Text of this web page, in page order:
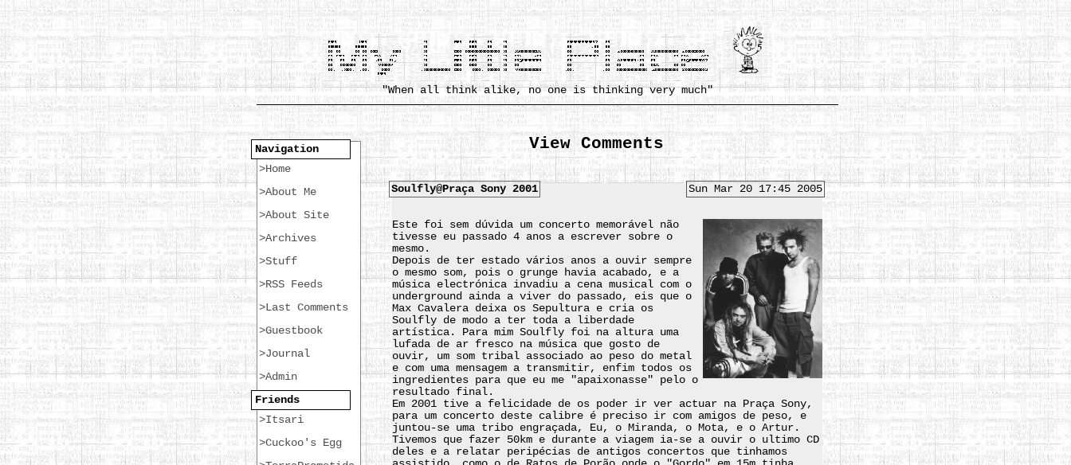
"When all think alike, no one is thinking very much"
Navigation
>Home
>About Me
>About Site
>Archives
>Stuff
>RSS Feeds
>Last Comments
>Guestbook
>Journal
>Admin
Friends
>Itsari
>Cuckoo's Egg
View Comments
Soulfly@Praça Sony 2001 Sun Mar 20 17:45 2005
Este foi sem dúvida um concerto memorável não
tivesse eu passado 4 anos a escrever sobre o
mesmo.
Depois de ter estado vários anos a ouvir sempre
o mesmo som, pois o grunge havia acabado, e a
música electrónica invadiu a cena musical com o
underground ainda a viver do passado, eis que o
Max Cavalera deixa os Sepultura e cria os
Soulfly de modo a ter toda a liberdade
artística. Para mim Soulfly foi na altura uma
lufada de ar fresco na música que gosto de
ouvir, um som tribal associado ao peso do metal
e com uma mensagem a transmitir, enfim todos os
ingredientes para que eu me "apaixonasse" pelo o
resultado final.
Em 2001 tive a felicidade de os poder ir ver actuar na Praça Sony,
para um concerto deste calibre é preciso ir com amigos de peso, e
juntou-se uma tribo engraçada, Eu, o Miranda, o Mota, e o Artur.
Tivemos que fazer 50km e durante a viagem ia-se a ouvir o ultimo CD
deles e a relatar peripécias de antigos concertos que tinhamos